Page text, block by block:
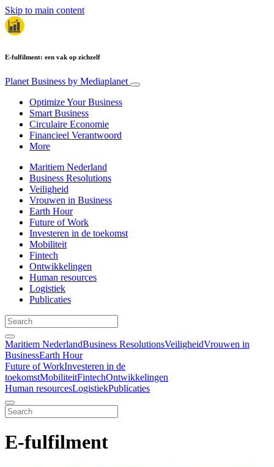
Skip to main content
E-fulfilment: een vak op zichzelf
Planet Business by Mediaplanet
Optimize Your Business
Smart Business
Circulaire Economie
Financieel Verantwoord
More
Maritiem Nederland
Business Resolutions
Veiligheid
Vrouwen in Business
Earth Hour
Future of Work
Investeren in de toekomst
Mobiliteit
Fintech
Ontwikkelingen
Human resources
Logistiek
Publicaties
Maritiem NederlandBusiness ResolutionsVeiligheidVrouwen in
BusinessEarth Hour
Future of WorkInvesteren in de
toekomstMobiliteitFintechOntwikkelingen
Human resourcesLogistiekPublicaties
E-fulfilment